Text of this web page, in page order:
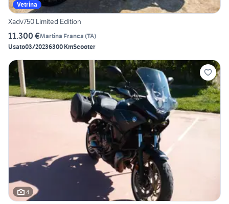
Vetrina
Xadv750 Limited Edition
11.300 €Martina Franca (TA)
Usato03/20236300 KmScooter
4